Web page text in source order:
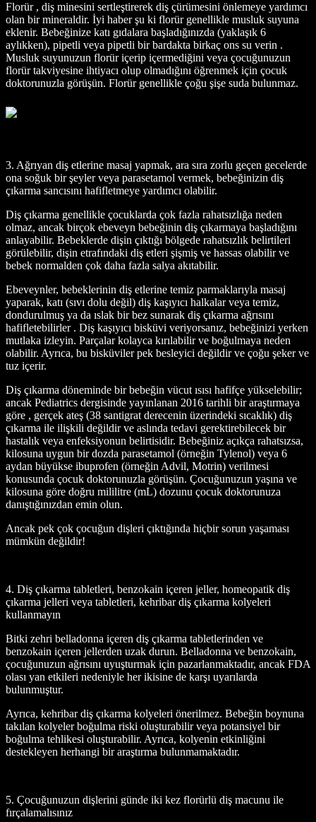
Florür , diş minesini sertleştirerek diş çürümesini önlemeye yardımcı
olan bir mineraldir. İyi haber şu ki florür genellikle musluk suyuna
eklenir. Bebeğinize katı gıdalara başladığınızda (yaklaşık 6
aylıkken), pipetli veya pipetli bir bardakta birkaç ons su verin .
Musluk suyunuzun florür içerip içermediğini veya çocuğunuzun
florür takviyesine ihtiyacı olup olmadığını öğrenmek için çocuk
doktorunuzla görüşün. Florür genellikle çoğu şişe suda bulunmaz.
3. Ağrıyan diş etlerine masaj yapmak, ara sıra zorlu geçen gecelerde
ona soğuk bir şeyler veya parasetamol vermek, bebeğinizin diş
çıkarma sancısını hafifletmeye yardımcı olabilir.
Diş çıkarma genellikle çocuklarda çok fazla rahatsızlığa neden
olmaz, ancak birçok ebeveyn bebeğinin diş çıkarmaya başladığını
anlayabilir. Bebeklerde dişin çıktığı bölgede rahatsızlık belirtileri
görülebilir, dişin etrafındaki diş etleri şişmiş ve hassas olabilir ve
bebek normalden çok daha fazla salya akıtabilir.
Ebeveynler, bebeklerinin diş etlerine temiz parmaklarıyla masaj
yaparak, katı (sıvı dolu değil) diş kaşıyıcı halkalar veya temiz,
dondurulmuş ya da ıslak bir bez sunarak diş çıkarma ağrısını
hafifletebilirler . Diş kaşıyıcı bisküvi veriyorsanız, bebeğinizi yerken
mutlaka izleyin. Parçalar kolayca kırılabilir ve boğulmaya neden
olabilir. Ayrıca, bu bisküviler pek besleyici değildir ve çoğu şeker ve
tuz içerir.
Diş çıkarma döneminde bir bebeğin vücut ısısı hafifçe yükselebilir;
ancak Pediatrics dergisinde yayınlanan 2016 tarihli bir araştırmaya
göre , gerçek ateş (38 santigrat derecenin üzerindeki sıcaklık) diş
çıkarma ile ilişkili değildir ve aslında tedavi gerektirebilecek bir
hastalık veya enfeksiyonun belirtisidir. Bebeğiniz açıkça rahatsızsa,
kilosuna uygun bir dozda parasetamol (örneğin Tylenol) veya 6
aydan büyükse ibuprofen (örneğin Advil, Motrin) verilmesi
konusunda çocuk doktorunuzla görüşün. Çocuğunuzun yaşına ve
kilosuna göre doğru mililitre (mL) dozunu çocuk doktorunuza
danıştığınızdan emin olun.
Ancak pek çok çocuğun dişleri çıktığında hiçbir sorun yaşaması
mümkün değildir!
4. Diş çıkarma tabletleri, benzokain içeren jeller, homeopatik diş
çıkarma jelleri veya tabletleri, kehribar diş çıkarma kolyeleri
kullanmayın
Bitki zehri belladonna içeren diş çıkarma tabletlerinden ve
benzokain içeren jellerden uzak durun. Belladonna ve benzokain,
çocuğunuzun ağrısını uyuşturmak için pazarlanmaktadır, ancak FDA
olası yan etkileri nedeniyle her ikisine de karşı uyarılarda
bulunmuştur.
Ayrıca, kehribar diş çıkarma kolyeleri önerilmez. Bebeğin boynuna
takılan kolyeler boğulma riski oluşturabilir veya potansiyel bir
boğulma tehlikesi oluşturabilir. Ayrıca, kolyenin etkinliğini
destekleyen herhangi bir araştırma bulunmamaktadır.
5. Çocuğunuzun dişlerini günde iki kez florürlü diş macunu ile
fırçalamalısınız